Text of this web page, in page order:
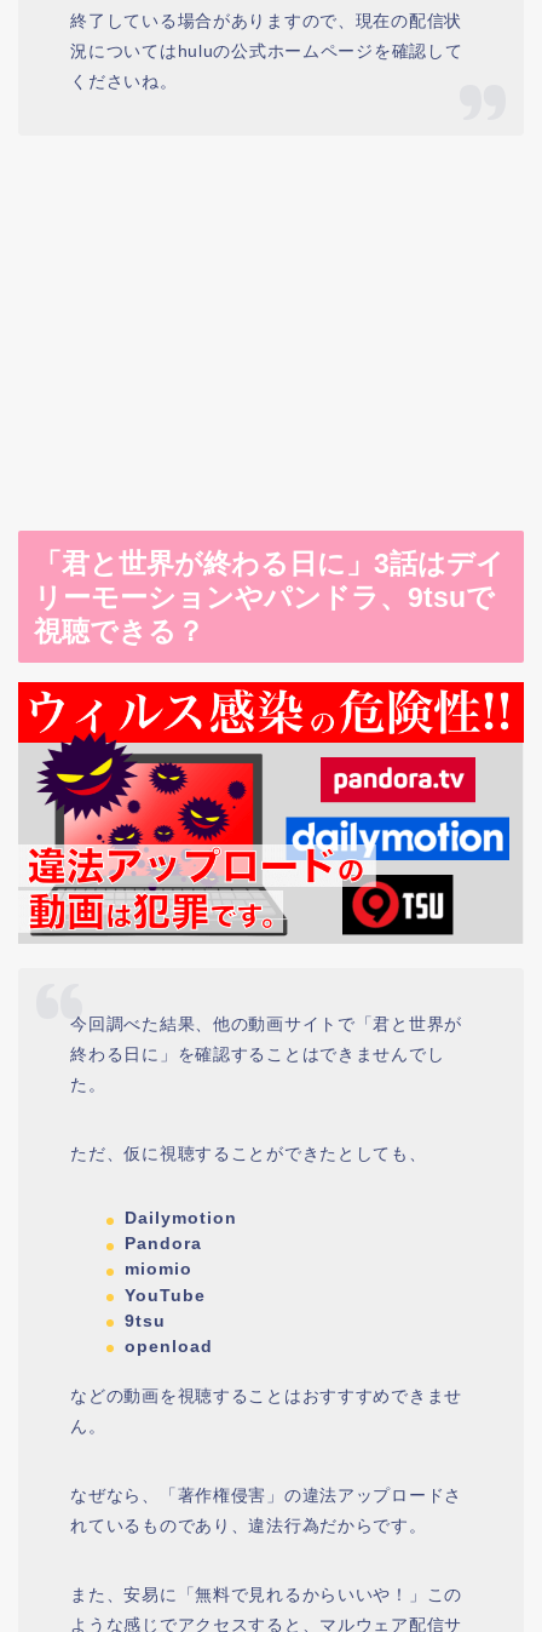
終了している場合がありますので、現在の配信状
況についてはhuluの公式ホームページを確認して
くださいね。
「君と世界が終わる日に」3話はデイ
リーモーションやパンドラ、9tsuで
視聴できる？
今回調べた結果、他の動画サイトで「君と世界が
終わる日に」を確認することはできませんでし
た。
ただ、仮に視聴することができたとしても、
Dailymotion
Pandora
miomio
YouTube
9tsu
openload
などの動画を視聴することはおすすすめできませ
ん。
なぜなら、「著作権侵害」の違法アップロードさ
れているものであり、違法行為だからです。
また、安易に「無料で見れるからいいや！」この
ような感じでアクセスすると、マルウェア配信サ